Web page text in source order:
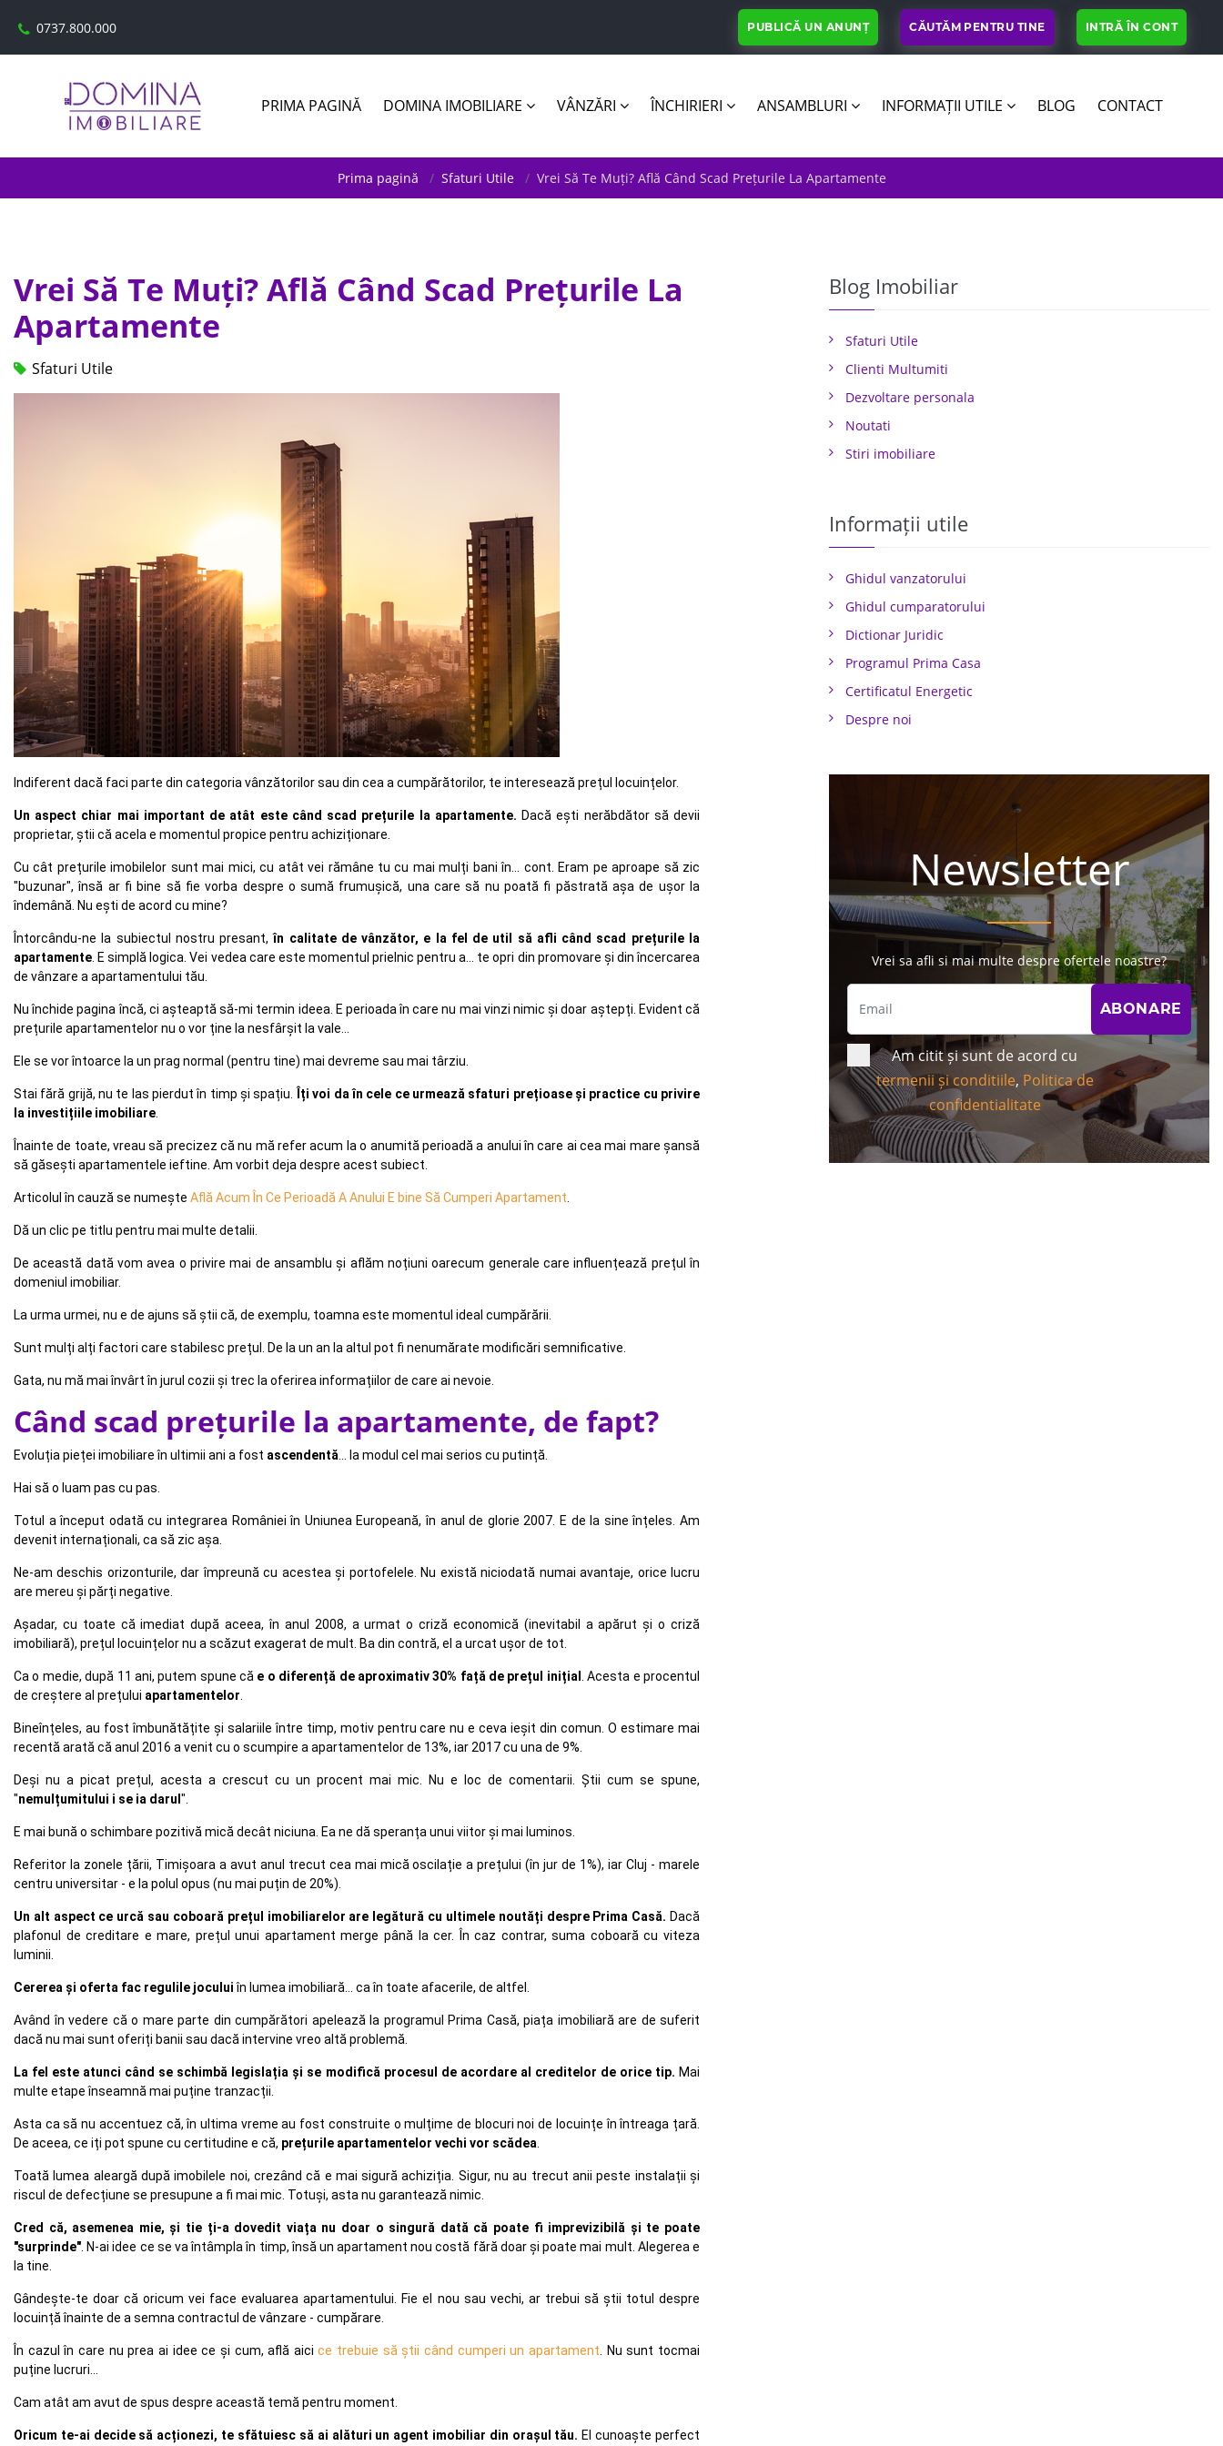
0737.800.000 PUBLICĂ UN ANUNȚ CĂUTĂM PENTRU TINE INTRĂ ÎN CONT
PRIMA PAGINĂ DOMINA IMOBILIARE VÂNZĂRI ÎNCHIRIERI ANSAMBLURI INFORMAȚII UTILE BLOG CONTACT
Prima pagină Sfaturi Utile Vrei Să Te Muți? Află Când Scad Prețurile La Apartamente
Vrei Să Te Muți? Află Când Scad Prețurile La
Apartamente
Sfaturi Utile
Indiferent dacă faci parte din categoria vânzătorilor sau din cea a cumpărătorilor, te interesează prețul locuințelor.
Un aspect chiar mai important de atât este când scad prețurile la apartamente. Dacă ești nerăbdător să devii
proprietar, știi că acela e momentul propice pentru achiziționare.
Cu cât prețurile imobilelor sunt mai mici, cu atât vei rămâne tu cu mai mulți bani în... cont. Eram pe aproape să zic
"buzunar", însă ar fi bine să fie vorba despre o sumă frumușică, una care să nu poată fi păstrată așa de ușor la
îndemână. Nu ești de acord cu mine?
Întorcându-ne la subiectul nostru presant, în calitate de vânzător, e la fel de util să afli când scad prețurile la
apartamente . E simplă logica. Vei vedea care este momentul prielnic pentru a... te opri din promovare și din încercarea
de vânzare a apartamentului tău.
Nu închide pagina încă, ci așteaptă să-mi termin ideea. E perioada în care nu mai vinzi nimic și doar aștepți. Evident că
prețurile apartamentelor nu o vor ține la nesfârșit la vale...
Ele se vor întoarce la un prag normal (pentru tine) mai devreme sau mai târziu.
Stai fără grijă, nu te las pierdut în timp și spațiu.
Îți voi da în cele ce urmează sfaturi prețioase și practice cu privire
la investițiile imobiliare
Înainte de toate, vreau să precizez că nu mă refer acum la o anumită perioadă a anului în care ai cea mai mare șansă
să găsești apartamentele ieftine. Am vorbit deja despre acest subiect.
Articolul în cauză se numește Află Acum În Ce Perioadă A Anului E bine Să Cumperi Apartament
Dă un clic pe titlu pentru mai multe detalii.
De această dată vom avea o privire mai de ansamblu și aflăm noțiuni oarecum generale care influențează prețul în
domeniul imobiliar.
La urma urmei, nu e de ajuns să știi că, de exemplu, toamna este momentul ideal cumpărării.
Sunt mulți alți factori care stabilesc prețul. De la un an la altul pot fi nenumărate modificări semnificative.
Gata, nu mă mai învârt în jurul cozii și trec la oferirea informațiilor de care ai nevoie.
Când scad prețurile la apartamente, de fapt?
Evoluția pieței imobiliare în ultimii ani a fost ascendentă ... la modul cel mai serios cu putință.
Hai să o luam pas cu pas.
Totul a început odată cu integrarea României în Uniunea Europeană, în anul de glorie 2007. E de la sine înțeles. Am
devenit internaționali, ca să zic așa.
Ne-am deschis orizonturile, dar împreună cu acestea și portofelele. Nu există niciodată numai avantaje, orice lucru
are mereu și părți negative.
Așadar, cu toate că imediat după aceea, în anul 2008, a urmat o criză economică (inevitabil a apărut și o criză
imobiliară), prețul locuințelor nu a scăzut exagerat de mult. Ba din contră, el a urcat ușor de tot.
Ca o medie, după 11 ani, putem spune că e o diferență de aproximativ 30% față de prețul inițial
. Acesta e procentul
de creștere al prețului apartamentelor
Bineînțeles, au fost îmbunătățite și salariile între timp, motiv pentru care nu e ceva ieșit din comun. O estimare mai
recentă arată că anul 2016 a venit cu o scumpire a apartamentelor de 13%, iar 2017 cu una de 9%.
Deși nu a picat prețul, acesta a crescut cu un procent mai mic. Nu e loc de comentarii. Știi cum se spune,
"nemulțumitului i se ia darul ".
E mai bună o schimbare pozitivă mică decât niciuna. Ea ne dă speranța unui viitor și mai luminos.
Referitor la zonele țării, Timișoara a avut anul trecut cea mai mică oscilație a prețului (în jur de 1%), iar Cluj - marele
centru universitar - e la polul opus (nu mai puțin de 20%).
Un alt aspect ce urcă sau coboară prețul imobiliarelor are legătură cu ultimele noutăți despre Prima Casă. Dacă
plafonul de creditare e mare, prețul unui apartament merge până la cer. În caz contrar, suma coboară cu viteza
luminii.
Cererea și oferta fac regulile joculuiîn lumea imobiliară... ca în toate afacerile, de altfel.
Având în vedere că o mare parte din cumpărători apelează la programul Prima Casă, piața imobiliară are de suferit
dacă nu mai sunt oferiți banii sau dacă intervine vreo altă problemă.
La fel este atunci când se schimbă legislația și se modifică procesul de acordare al creditelor de orice tip. Mai
multe etape înseamnă mai puține tranzacții.
Asta ca să nu accentuez că, în ultima vreme au fost construite o mulțime de blocuri noi de locuințe în întreaga țară.
De aceea, ce iți pot spune cu certitudine e că, prețurile apartamentelor vechi vor scădea
Toată lumea aleargă după imobilele noi, crezând că e mai sigură achiziția. Sigur, nu au trecut anii peste instalații și
riscul de defecțiune se presupune a fi mai mic. Totuși, asta nu garantează nimic.
Cred că, asemenea mie, și tie ți-a dovedit viața nu doar o singură dată că poate fi imprevizibilă și te poate
"surprinde" . N-ai idee ce se va întâmpla în timp, însă un apartament nou costă fără doar și poate mai mult. Alegerea e
la tine.
Gândește-te doar că oricum vei face evaluarea apartamentului. Fie el nou sau vechi, ar trebui să știi totul despre
locuință înainte de a semna contractul de vânzare - cumpărare.
În cazul în care nu prea ai idee ce și cum, află aicice trebuie să știi când cumperi un apartament . Nu sunt tocmai
puține lucruri...
Cam atât am avut de spus despre această temă pentru moment.
Oricum te-ai decide să acționezi, te sfătuiesc să ai alături un agent imobiliar din orașul tău. El cunoaște perfect
Blog Imobiliar
Sfaturi Utile
Clienti Multumiti
Dezvoltare personala
Noutati
Stiri imobiliare
Informații utile
Ghidul vanzatorului
Ghidul cumparatorului
Dictionar Juridic
Programul Prima Casa
Certificatul Energetic
Despre noi
Newsletter
Vrei sa afli si mai multe despre ofertele noastre?
Am citit și sunt de acord cu
termenii și conditiile, Politica de
confidentialitate